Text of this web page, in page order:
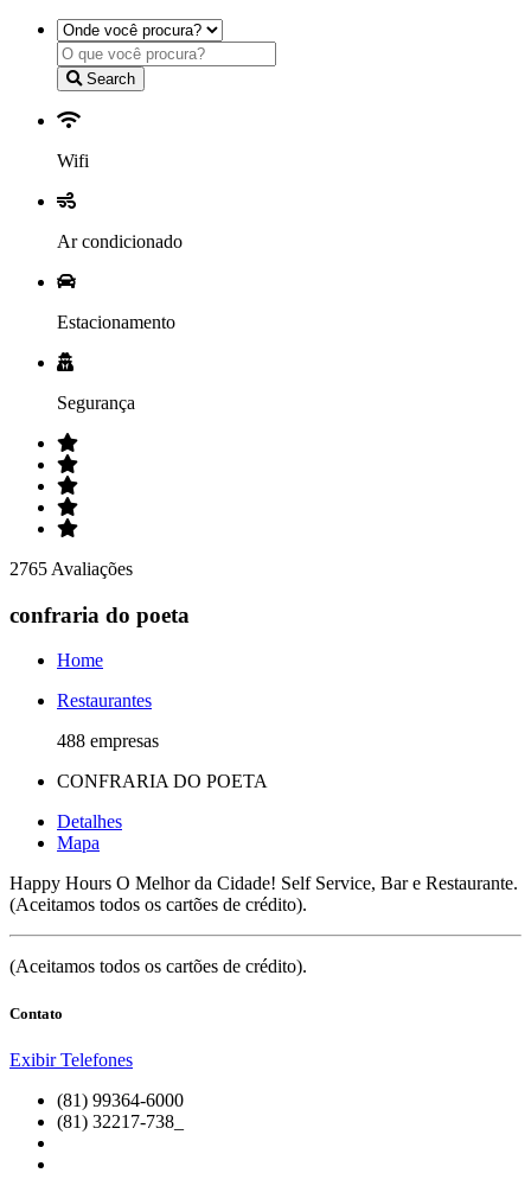
Search
Wifi
Ar condicionado
Estacionamento
Segurança
2765 Avaliações
confraria do poeta
Home
Restaurantes
488 empresas
CONFRARIA DO POETA
Detalhes
Mapa
Happy Hours O Melhor da Cidade! Self Service, Bar e Restaurante.
(Aceitamos todos os cartões de crédito).
(Aceitamos todos os cartões de crédito).
Contato
Exibir Telefones
(81) 99364-6000
(81) 32217-738_